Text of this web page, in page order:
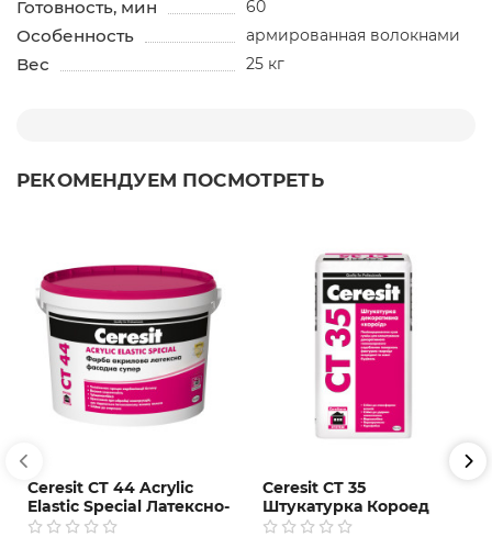
Готовность, мин 60
Особенность армированная волокнами
Вес 25 кг
РЕКОМЕНДУЕМ ПОСМОТРЕТЬ
Ceresit CT 44 Acrylic
Elastic Special Латексно-
акриловая фасадная и
Ceresit CT 35
Штукатурка Короед
декоративная серая, 2,